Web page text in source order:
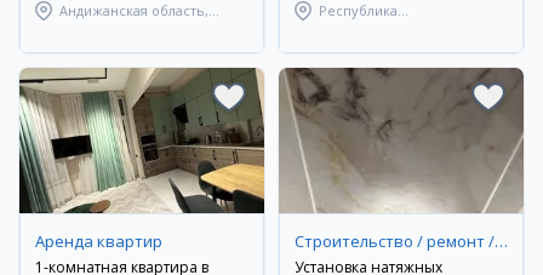
Андижанская область,
Республика
Берунийский район
Аренда квартир
1-комнатная квартира в
Строительство / ремонт / уборка
Установка натяжных